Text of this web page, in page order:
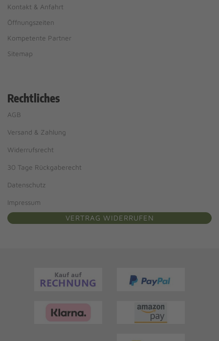
Kontakt & Anfahrt
Öffnungszeiten
Kompetente Partner
Sitemap
Rechtliches
AGB
Versand & Zahlung
Widerrufsrecht
30 Tage Rückgaberecht
Datenschutz
Impressum
VERTRAG WIDERRUFEN